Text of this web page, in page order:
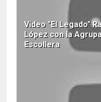
Video "El Legado"
López con la
Escollera